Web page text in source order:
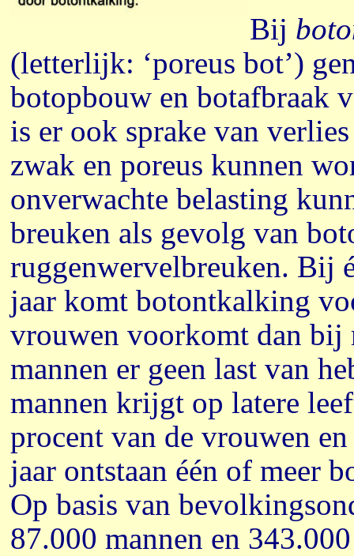
Bij
(letterlijk: ‘poreus bot’)
botopbouw en botafbraak
is er ook sprake van
zwak en poreus kunnen
onverwachte belasting
breuken als gevolg van
ruggenwervelbreuken. Bij
jaar komt botontkalking
vrouwen voorkomt dan bij
mannen er geen last van
mannen krijgt op latere
procent van de vrouwen
jaar ontstaan één of meer
Op basis van
87.000 mannen en